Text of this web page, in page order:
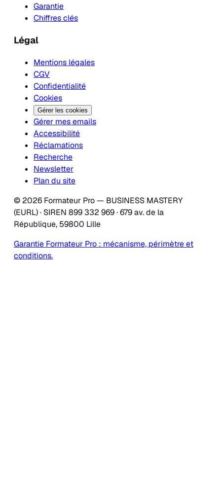
Garantie
Chiffres clés
Légal
Mentions légales
CGV
Confidentialité
Cookies
Gérer les cookies
Gérer mes emails
Accessibilité
Réclamations
Recherche
Newsletter
Plan du site
© 2026 Formateur Pro — BUSINESS MASTERY
(EURL) · SIREN 899 332 969 · 679 av. de la
République, 59800 Lille
Garantie Formateur Pro : mécanisme, périmètre et
conditions.